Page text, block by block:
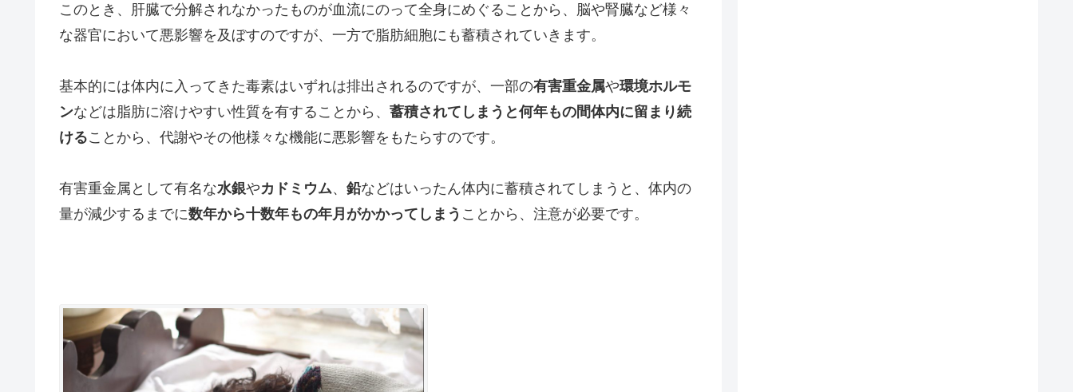
このとき、肝臓で分解されなかったものが血流にのって全身にめぐることから、脳や腎臓など様々
な器官において悪影響を及ぼすのですが、一方で脂肪細胞にも蓄積されていきます。
基本的には体内に入ってきた毒素はいずれは排出されるのですが、一部の有害重金属や環境ホルモ
ンなどは脂肪に溶けやすい性質を有することから、 蓄積されてしまうと何年もの間体内に留まり続
けることから、代謝やその他様々な機能に悪影響をもたらすのです。
有害重金属として有名な水銀やカドミウム、 鉛などはいったん体内に蓄積されてしまうと、体内の
量が減少するまでに数年から十数年もの年月がかかってしまう ことから、注意が必要です。